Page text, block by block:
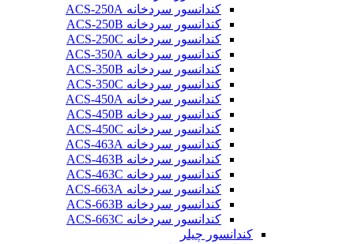
کندانسور سردخانه ACS-250A
کندانسور سردخانه ACS-250B
کندانسور سردخانه ACS-250C
کندانسور سردخانه ACS-350A
کندانسور سردخانه ACS-350B
کندانسور سردخانه ACS-350C
کندانسور سردخانه ACS-450A
کندانسور سردخانه ACS-450B
کندانسور سردخانه ACS-450C
کندانسور سردخانه ACS-463A
کندانسور سردخانه ACS-463B
کندانسور سردخانه ACS-463C
کندانسور سردخانه ACS-663A
کندانسور سردخانه ACS-663B
کندانسور سردخانه ACS-663C
کندانسور چیلر